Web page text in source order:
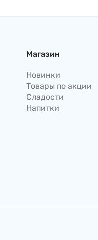
Магазин
Новинки
Товары по акции
Сладости
Напитки